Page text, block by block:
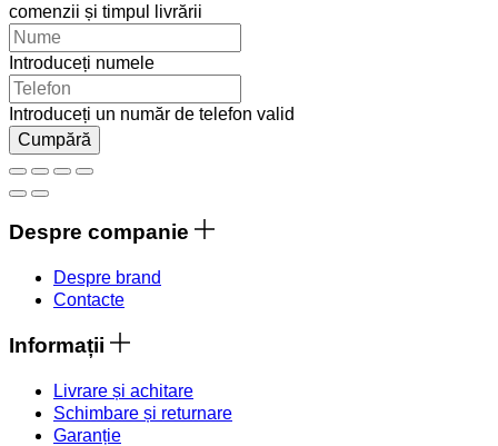
comenzii și timpul livrării
Introduceți numele
Introduceți un număr de telefon valid
Cumpără
Despre companie
Despre brand
Contacte
Informații
Livrare și achitare
Schimbare și returnare
Garanție